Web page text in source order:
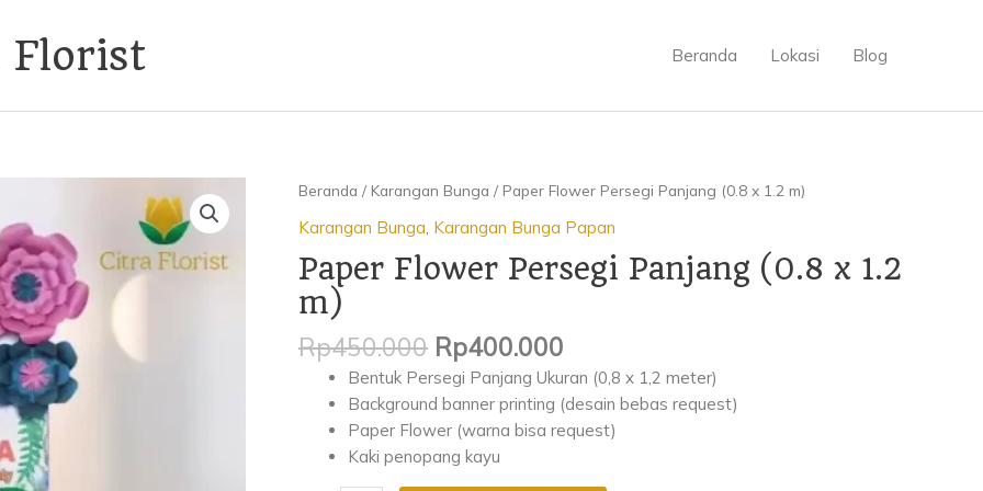
Florist Beranda Lokasi Blog
Beranda / Karangan Bunga / Paper Flower Persegi Panjang (0.8 x 1.2 m)
Karangan Bunga Karangan Bunga Papan
Paper Flower Persegi Panjang (0.8 x 1.2
m)
Rp450.000
Harga
aslinya
adalah:
Rp450.000.
Rp400.000
Harga
saat
ini
adalah:
Rp400.000.
Bentuk Persegi Panjang Ukuran (0,8 x 1,2 meter)
Background banner printing (desain bebas request)
Paper Flower (warna bisa request)
Kaki penopang kayu
Kuantitas
Flower
Persegi
Panjang
(0.8
x